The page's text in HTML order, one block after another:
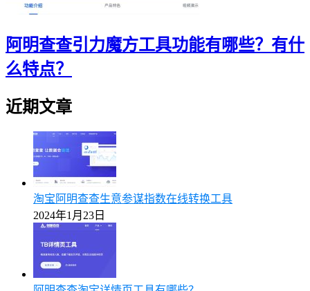
阿明查查引力魔方工具功能有哪些？有什
么特点？
近期文章
淘宝阿明查查生意参谋指数在线转换工具
2024年1月23日